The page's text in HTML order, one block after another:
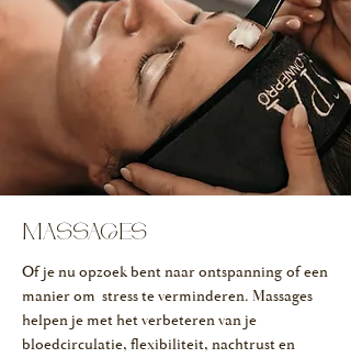
MASSAGES
Of je nu opzoek bent naar ontspanning of een
manier om stress te verminderen. Massages
helpen je met het verbeteren van je
bloedcirculatie, flexibiliteit, nachtrust en